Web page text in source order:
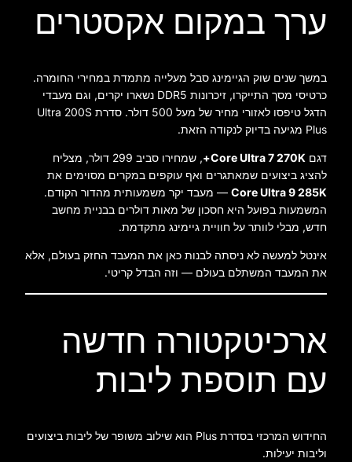
ערך במקום אקסטרים
במשך שנים שוק הגיימינג סבל מעלייה מתמדת במחירי החומרה.
כרטיסי מסך התייקרו, זיכרונות DDR5 נשארו יקרים, וגם מעבדי
הדגל טיפסו לאזורי מחיר של מעל 500 דולר. סדרת Ultra 200S
Plus מגיעה בדיוק לנקודה הזאת.
דגם Core Ultra 7 270K+
, שמחירו סביב 299 דולר, מצליח
להציג ביצועים שמאתגרים ואף עוקפים במקרים מסוימים את
Core Ultra 9 285K — מעבד יקר משמעותית מהדור הקודם.
המשמעות בפועל היא חסכון של מאות דולרים בבניית מחשב
חדש, מבלי לוותר על חוויית גיימינג מתקדמת.
אינטל למעשה לא ניסתה לבנות כאן את המעבד החזק בעולם, אלא
את המעבד המשתלם בעולם — וזה הבדל קריטי.
ארכיטקטורה חדשה
עם תוספת ליבות
החידוש המרכזי בסדרת Plus הוא שילוב משופר של ליבות ביצועים
וליבות יעילות.